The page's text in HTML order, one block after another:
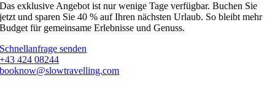
Das exklusive Angebot ist nur wenige Tage verfügbar. Buchen Sie
jetzt und sparen Sie 40 % auf Ihren nächsten Urlaub. So bleibt mehr
Budget für gemeinsame Erlebnisse und Genuss.
Schnellanfrage senden
+43 424 08244
booknow@slowtravelling.com